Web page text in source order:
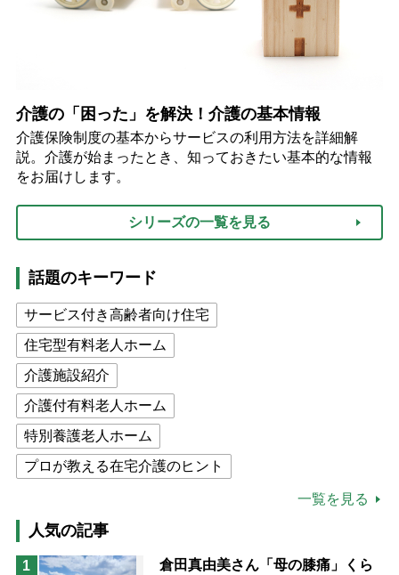
介護の「困った」を解決！介護の基本情報
介護保険制度の基本からサービスの利用方法を詳細解
説。介護が始まったとき、知っておきたい基本的な情報
をお届けします。
シリーズの一覧を見る
話題のキーワード
サービス付き高齢者向け住宅
住宅型有料老人ホーム
介護施設紹介
介護付有料老人ホーム
特別養護老人ホーム
プロが教える在宅介護のヒント
高木ブー
ケアマネジャー
猫が母になつきません
一覧を見る
人気の記事
1
倉田真由美さん「母の膝痛」くら